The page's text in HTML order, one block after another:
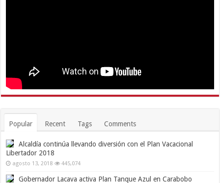
Popular Recent Tags Comments
Alcaldía continúa llevando diversión con el Plan Vacacional
Libertador 2018
agosto 13, 2018 445,074
Gobernador Lacava activa Plan Tanque Azul en Carabobo